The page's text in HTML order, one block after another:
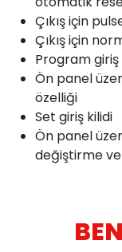
Çıkış için
Çıkış için
Program giriş
Ön panel
özelliği
Set giriş kilidi
Ön panel
değiştirme